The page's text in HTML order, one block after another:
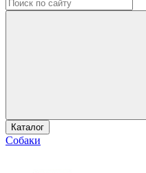
Каталог
Собаки